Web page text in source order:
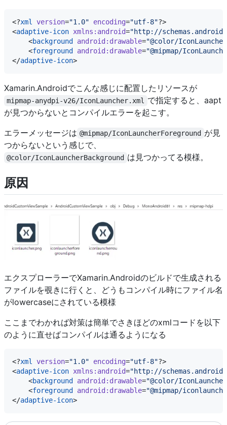
<?xml version="1.0" encoding="utf-8"?>
<adaptive-icon xmlns:android="http://
    <
background android:drawable="@color/
    <
foreground android:drawable="@mipmap/
</adaptive-icon
Xamarin.Androidでこんな感じに配置したリソースが
mipmap-anydpi-v26/IconLauncher.xml
で指定すると、aapt
が見つからないとコンパイルエラーを起こす。
エラーメッセージは @mipmap/IconLauncherForeground が見
つからないという感じで、
@color/IconLauncherBackground は見つかってる模様。
原因
エクスプローラーでXamarin.Androidのビルドで生成される
ファイルを覗きに行くと、どうもコンパイル時にファイル名
がlowercaseにされている模様
ここまでわかれば対策は簡単でさきほどのxmlコードを以下
のように直せばコンパイルは通るようになる
<?xml version="1.0" encoding="utf-8"?>
<adaptive-icon xmlns:android="http://
    <
background android:drawable="@color/
    <
foreground android:drawable="@mipmap/
</adaptive-icon